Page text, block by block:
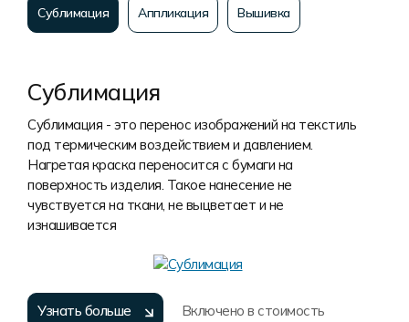
Сублимация Аппликация Вышивка
Сублимация
Сублимация - это перенос изображений на текстиль
под термическим воздействием и давлением.
Нагретая краска переносится с бумаги на
поверхность изделия. Такое нанесение не
чувствуется на ткани, не выцветает и не
изнашивается
Узнать больше Включено в стоимость